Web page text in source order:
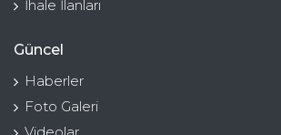
İhale İlanları
Güncel
Haberler
Foto Galeri